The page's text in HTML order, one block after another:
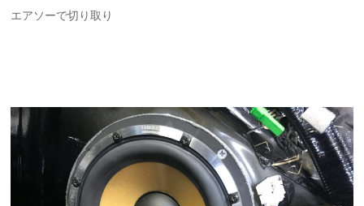
エアソーで切り取り